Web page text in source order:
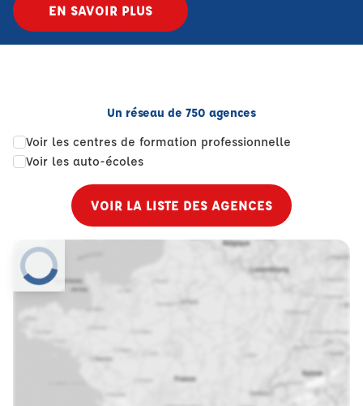
EN SAVOIR PLUS
Un réseau de 750 agences
Voir les centres de formation professionnelle
Voir les auto-écoles
VOIR LA LISTE DES AGENCES